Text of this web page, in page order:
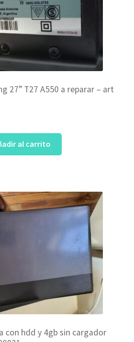
27” T27 A550 a reparar – art
al carrito
con hdd y 4gb sin cargador